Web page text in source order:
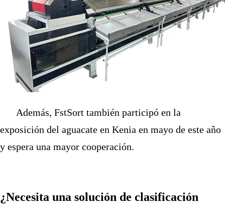
Además, FstSort también participó en la
exposición del aguacate en Kenia en mayo de este año
y espera una mayor cooperación.
¿Necesita una solución de clasificación